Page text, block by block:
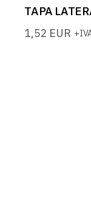
TAPA
1,52 EUR